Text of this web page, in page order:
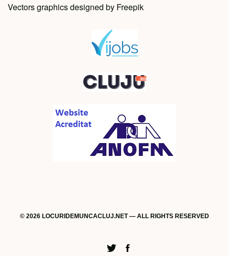
Vectors graphics designed by Freepik
© 2026 LOCURIDEMUNCACLUJ.NET — ALL RIGHTS RESERVED